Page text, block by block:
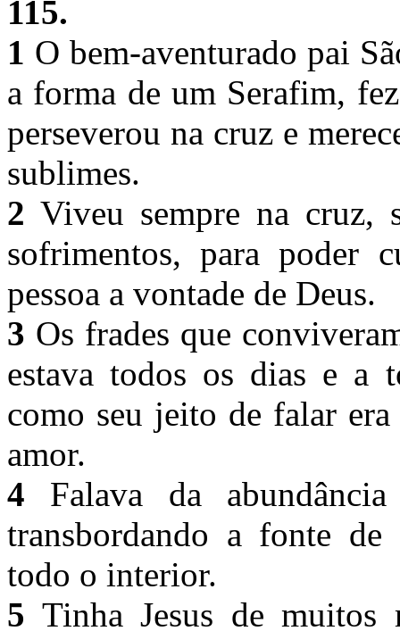
115.
1 O bem-aventurado pai
a forma de um Serafim,
perseverou na cruz e
sublimes.
2 Viveu sempre na cruz,
sofrimentos, para poder
pessoa a vontade de Deus.
3 Os frades que
estava todos os dias e a
como seu jeito de falar
amor.
4 Falava da
transbordando a fonte
todo o interior.
5 Tinha Jesus de muitos